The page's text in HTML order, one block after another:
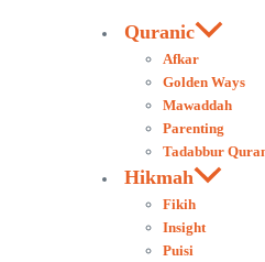
Quranic
Afkar
Golden Ways
Mawaddah
Parenting
Tadabbur
Hikmah
Fikih
Insight
Puisi